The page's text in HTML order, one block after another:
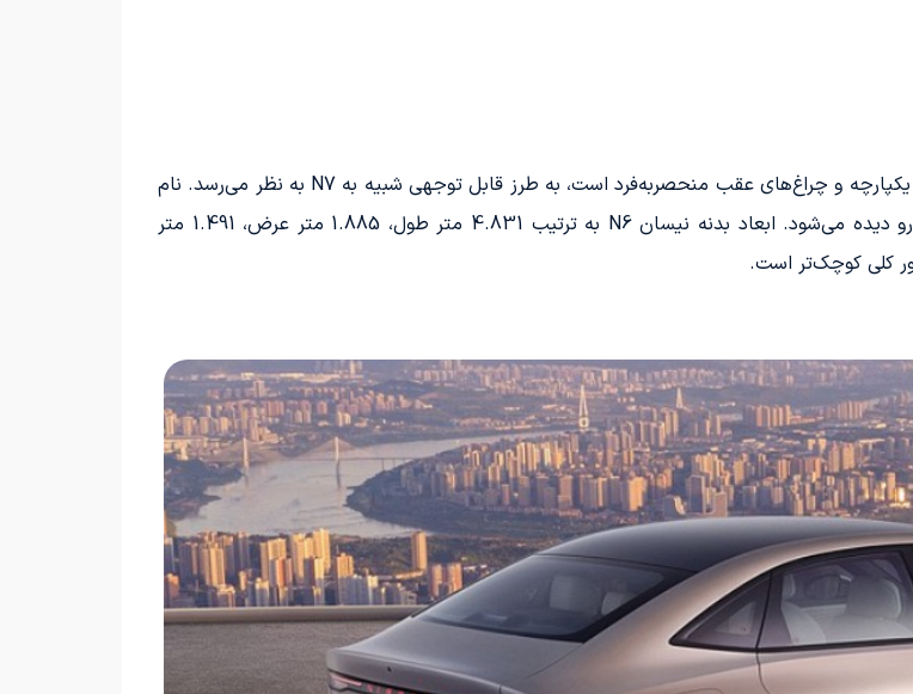
نیسان N6 با طراحی خاص خود که شامل دماغه بدون منفذ، دیلایت یکپارچه و چراغ‌های عقب منحصربه‌فرد است، به طرز قابل توجهی شبیه به N7 به نظر می‌رسد. نام
برند NISSAN بر روی چراغ‌های عقب و دستگیره‌های پنهان این خودرو دیده می‌شود. ابعاد بدنه نیسان N6 به ترتیب 4.831 متر طول، 1.885 متر عرض، 1.491 متر